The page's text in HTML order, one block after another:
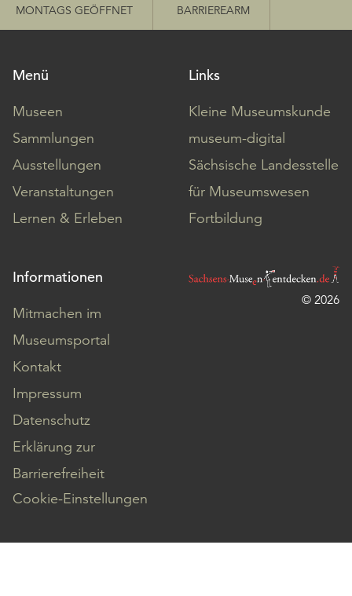
MONTAGS GEÖFFNET BARRIEREARM
Menü
Museen
Sammlungen
Ausstellungen
Veranstaltungen
Lernen & Erleben
Links
Kleine Museumskunde
museum-digital
Sächsische Landesstelle
für Museumswesen
Fortbildung
Informationen
Mitmachen im
Museumsportal
Kontakt
Impressum
Datenschutz
Erklärung zur
Barrierefreiheit
Cookie-Einstellungen
© 2026